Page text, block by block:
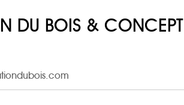
DU BOIS & CONCEPT